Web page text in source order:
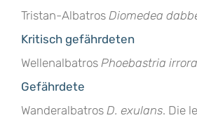
Tristan-Albatros Diomedea
Kritisch gefährdeten
Wellenalbatros Phoebastria
Gefährdete
Wanderalbatros D. exulans. Die